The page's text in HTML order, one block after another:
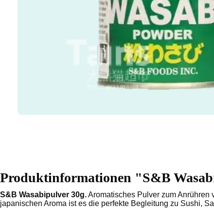
Produktinformationen "S&B
S&B Wasabipulver 30g.Aromatisches Pulver zum Anrühren
japanischen Aroma ist es die perfekte Begleitung zu Sushi,